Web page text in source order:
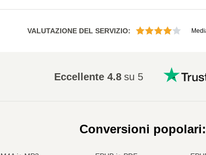
VALUTAZIONE DEL SERVIZIO:
Eccellente 4.8 su 5
Conversioni popolari: